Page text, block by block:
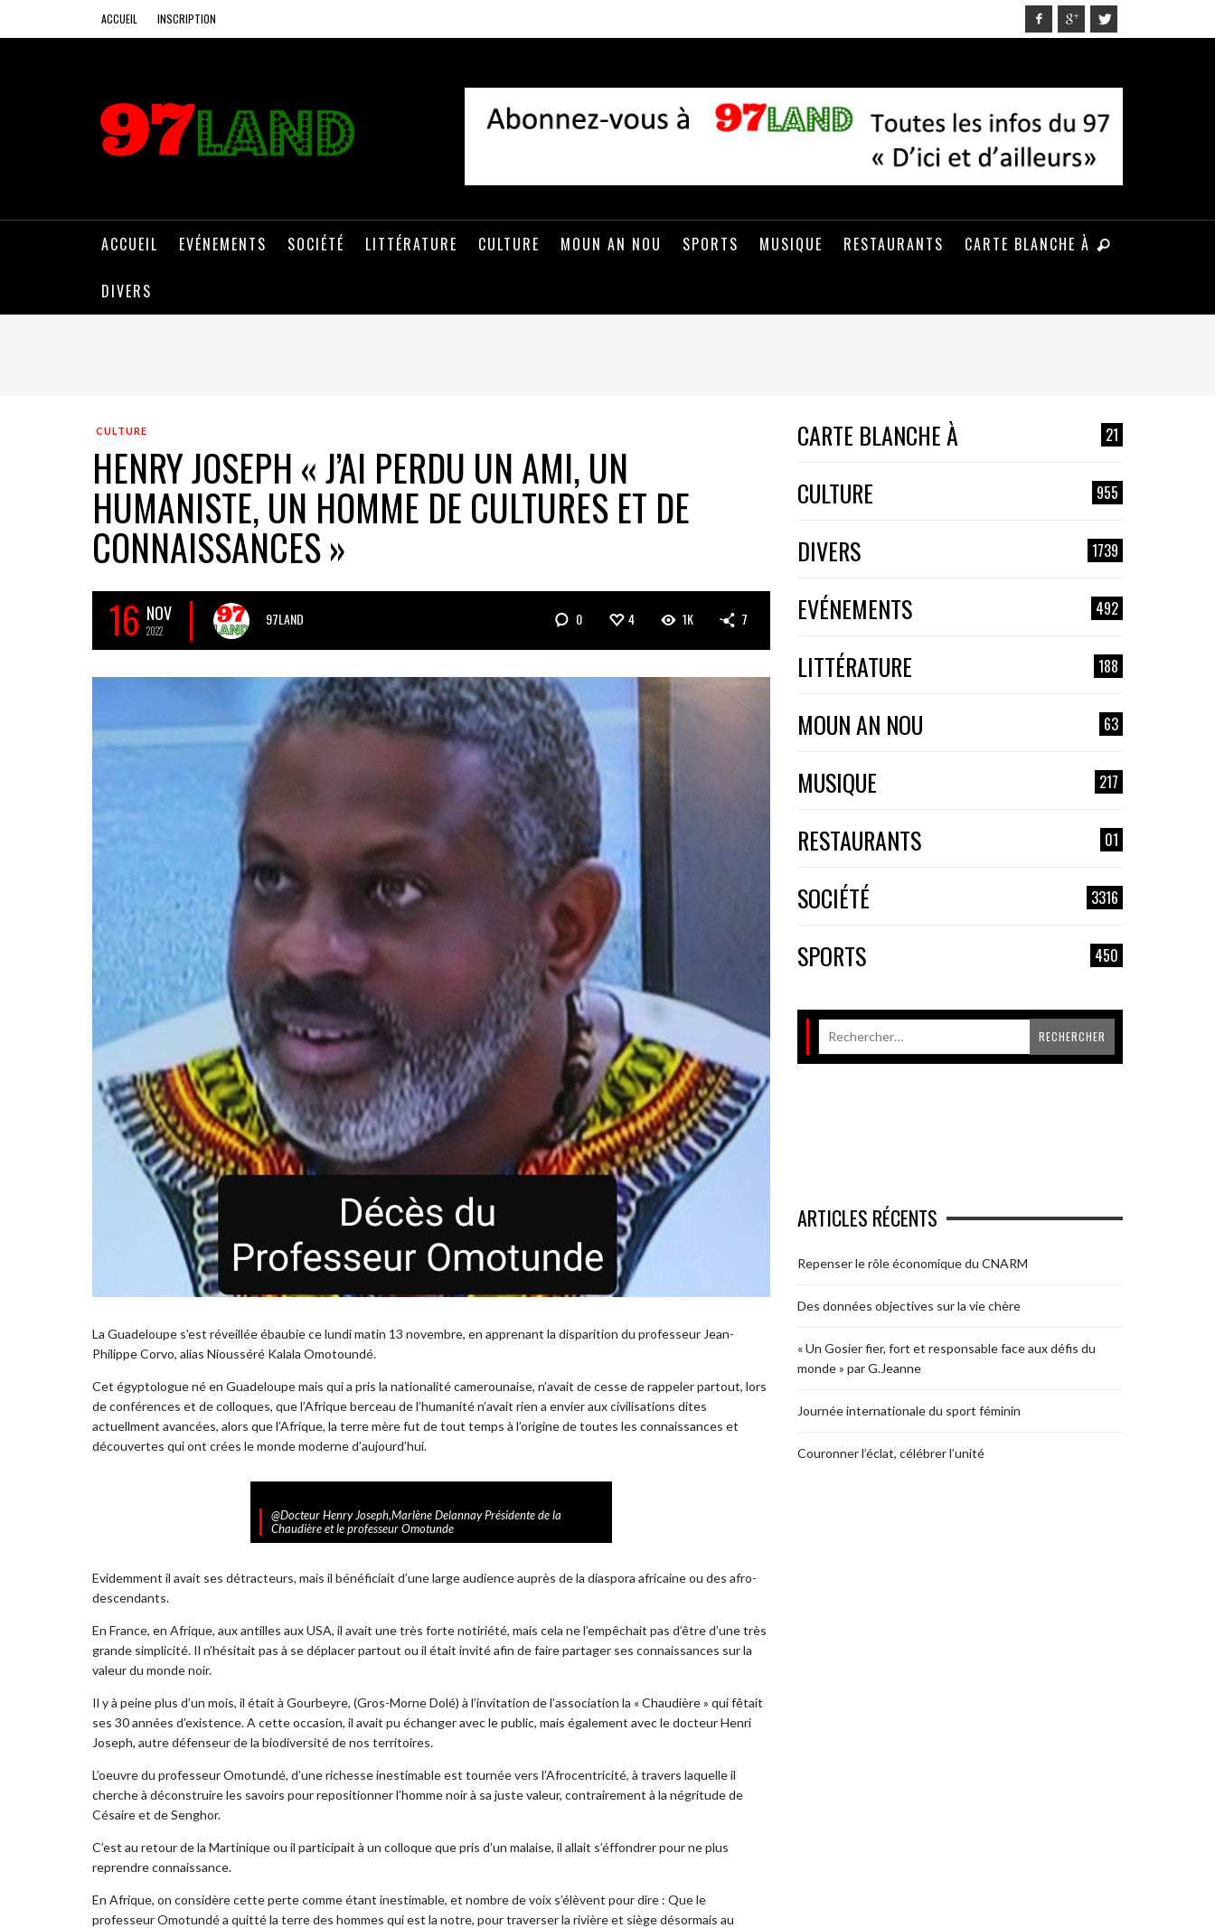
ACCUEIL INSCRIPTION
ACCUEIL EVÉNEMENTS SOCIÉTÉ LITTÉRATURE CULTURE MOUN AN NOU SPORTS MUSIQUE RESTAURANTS CARTE BLANCHE À
DIVERS
CULTURE
HENRY JOSEPH « J’AI PERDU UN AMI, UN
HUMANISTE, UN HOMME DE CULTURES ET DE
CONNAISSANCES »
16 NOV
2022
97LAND 0 4 1K 7
La Guadeloupe s’est réveillée ébaubie ce lundi matin 13 novembre, en apprenant la disparition du professeur Jean-
Philippe Corvo, alias Niousséré Kalala Omotoundé.
Cet égyptologue né en Guadeloupe mais qui a pris la nationalité camerounaise, n’avait de cesse de rappeler partout, lors
de conférences et de colloques, que l’Afrique berceau de l’humanité n’avait rien a envier aux civilisations dites
actuellment avancées, alors que l’Afrique, la terre mère fut de tout temps à l’origine de toutes les connaissances et
découvertes qui ont crées le monde moderne d’aujourd’hui.
@Docteur Henry Joseph,Marlène Delannay Présidente de la
Chaudière et le professeur Omotunde
Evidemment il avait ses détracteurs, mais il bénéficiait d’une large audience auprès de la diaspora africaine ou des afro-
descendants.
En France, en Afrique, aux antilles aux USA, il avait une très forte notiriété, mais cela ne l’empêchait pas d’être d’une très
grande simplicité. Il n’hésitait pas à se déplacer partout ou il était invité afin de faire partager ses connaissances sur la
valeur du monde noir.
Il y à peine plus d’un mois, il était à Gourbeyre, (Gros-Morne Dolé) à l’invitation de l’association la « Chaudière » qui fêtait
ses 30 années d’existence. A cette occasion, il avait pu échanger avec le public, mais également avec le docteur Henri
Joseph, autre défenseur de la biodiversité de nos territoires.
L’oeuvre du professeur Omotundé, d’une richesse inestimable est tournée vers l’Afrocentricité, à travers laquelle il
cherche à déconstruire les savoirs pour repositionner l’homme noir à sa juste valeur, contrairement à la négritude de
Césaire et de Senghor.
C’est au retour de la Martinique ou il participait à un colloque que pris d’un malaise, il allait s’éffondrer pour ne plus
reprendre connaissance.
En Afrique, on considère cette perte comme étant inestimable, et nombre de voix s’élèvent pour dire : Que le
professeur Omotundé a quitté la terre des hommes qui est la notre, pour traverser la rivière et siège désormais au
CARTE BLANCHE À 21
CULTURE 955
DIVERS 1739
EVÉNEMENTS 492
LITTÉRATURE 188
MOUN AN NOU 63
MUSIQUE 217
RESTAURANTS 01
SOCIÉTÉ 3316
SPORTS 450
ARTICLES RÉCENTS
Repenser le rôle économique du CNARM
Des données objectives sur la vie chère
« Un Gosier fier, fort et responsable face aux défis du
monde » par G.Jeanne
Journée internationale du sport féminin
Couronner l’éclat, célébrer l’unité